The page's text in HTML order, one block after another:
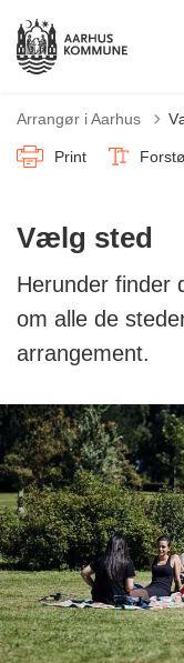
Arrangør i Aarhus
Print
Vælg sted
Herunder finder
om alle de
arrangement.